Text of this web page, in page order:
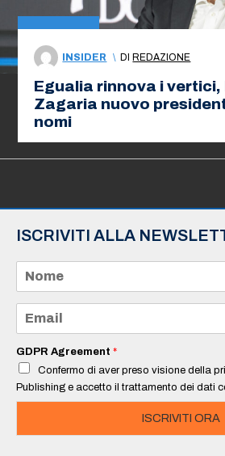
INSIDER \ DIREDAZIONE
Egualia rinnova i
Zagaria nuovo
nomi
ISCRIVITI ALLA
m
e
a
i
*
GDPR Agreement *
Confermo di aver preso visione della
Publishing e accetto il trattamento dei dati
ISCRIVITI ORA